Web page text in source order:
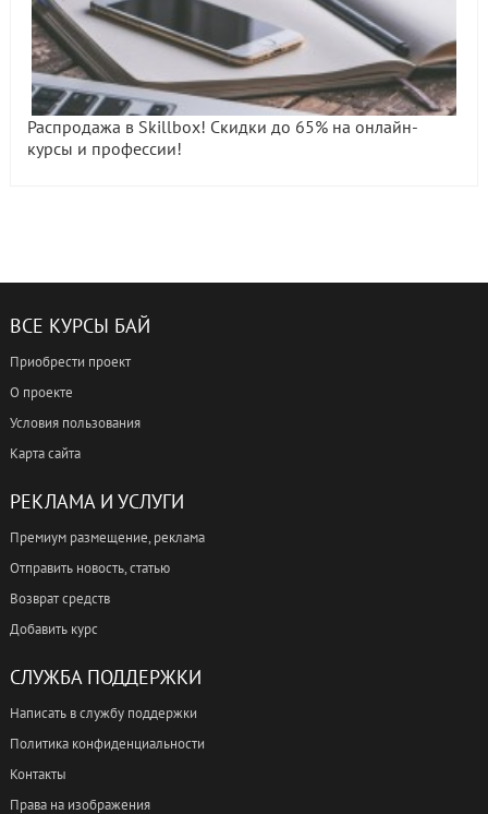
Распродажа в Skillbox! Скидки до 65% на онлайн-
курсы и профессии!
ВСЕ КУРСЫ БАЙ
Приобрести проект
О проекте
Условия пользования
Карта сайта
РЕКЛАМА И УСЛУГИ
Премиум размещение, реклама
Отправить новость, статью
Возврат средств
Добавить курс
СЛУЖБА ПОДДЕРЖКИ
Написать в службу поддержки
Политика конфиденциальности
Контакты
Права на изображения